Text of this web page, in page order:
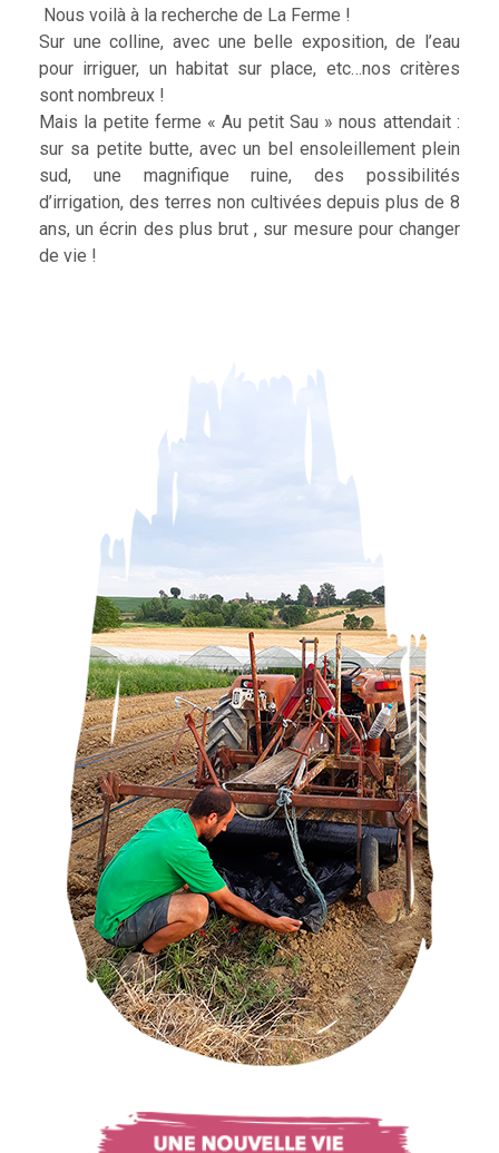
Nous voilà à la recherche de La Ferme !
Sur une colline, avec une belle exposition, de l’eau
pour irriguer, un habitat sur place, etc…nos critères
sont nombreux !
Mais la petite ferme « Au petit Sau » nous attendait :
sur sa petite butte, avec un bel ensoleillement plein
sud, une magnifique ruine, des possibilités
d’irrigation, des terres non cultivées depuis plus de 8
ans, un écrin des plus brut , sur mesure pour changer
de vie !